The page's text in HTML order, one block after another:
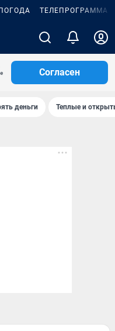
ПОГОДА ТЕЛЕПРОГРАММА
Согласен
деньги Теплые и